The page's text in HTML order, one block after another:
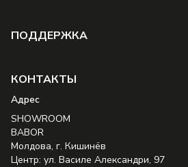
ПОДДЕРЖКА
КОНТАКТЫ
Aдрес
SHOWROOM
BABOR
Молдова, г. Кишинёв
Центр: ул. Василе Александри, 97